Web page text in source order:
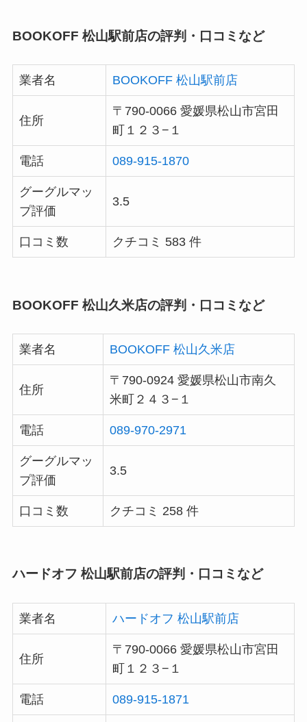
BOOKOFF 松山駅前店の評判・口コミなど
業者名 BOOKOFF 松山駅前店
住所
〒790-0066 愛媛県松山市宮田
町１２３−１
電話 089-915-1870
グーグルマッ
プ評価
3.5
口コミ数 クチコミ 583 件
BOOKOFF 松山久米店の評判・口コミなど
業者名 BOOKOFF 松山久米店
住所
〒790-0924 愛媛県松山市南久
米町２４３−１
電話 089-970-2971
グーグルマッ
プ評価
3.5
口コミ数 クチコミ 258 件
ハードオフ 松山駅前店の評判・口コミなど
業者名 ハードオフ 松山駅前店
住所
〒790-0066 愛媛県松山市宮田
町１２３−１
電話 089-915-1871